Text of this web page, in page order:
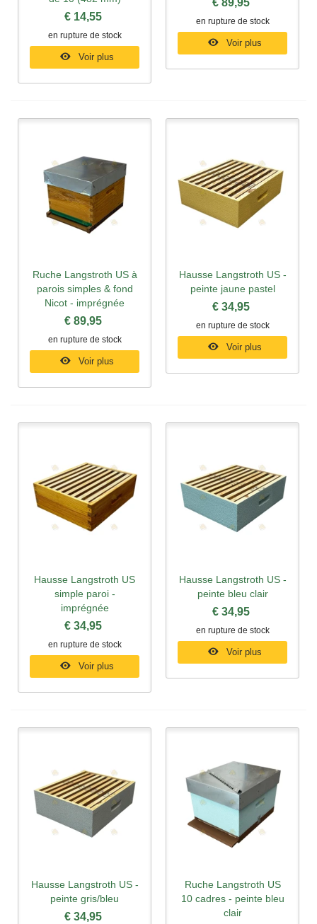
€ 14,55
en rupture de stock
Voir plus
en rupture de stock
Voir plus
Ruche Langstroth US à
parois simples & fond
Nicot - imprégnée
€ 89,95
en rupture de stock
Voir plus
Hausse Langstroth US -
peinte jaune pastel
€ 34,95
en rupture de stock
Voir plus
Hausse Langstroth US
simple paroi -
imprégnée
€ 34,95
en rupture de stock
Voir plus
Hausse Langstroth US -
peinte bleu clair
€ 34,95
en rupture de stock
Voir plus
Hausse Langstroth US -
peinte gris/bleu
€ 34,95
Ruche Langstroth US
10 cadres - peinte bleu
clair